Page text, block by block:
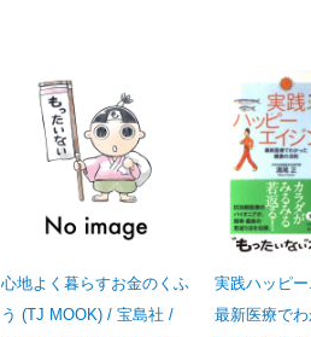
心地よく暮らすお金のくふ
う (TJ MOOK) / 宝島社 /
実践ハッピ
最新医療で